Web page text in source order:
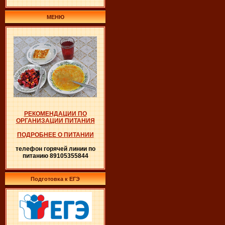
МЕНЮ
РЕКОМЕНДАЦИИ ПО
ОРГАНИЗАЦИИ ПИТАНИЯ
ПОДРОБНЕЕ О ПИТАНИИ
телефон горячей линии по
питанию 89105355844
Подготовка к ЕГЭ